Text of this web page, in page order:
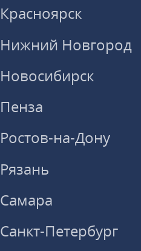
Красноярск
Нижний Новгород
Новосибирск
Пенза
Ростов-на-Дону
Рязань
Самара
Санкт-Петербург